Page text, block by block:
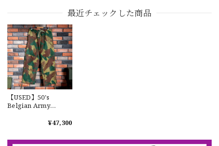
DSA
2026/07/16
なかなか見つからないこの色味が本当に好きです！ありがと
うございました！
2026/07/14
No.603
ド ムーンアンドボー
最近チェックした商品
【USED】50's
Belgian Army
ー軍 50年代 ブラッシ
¥47,300